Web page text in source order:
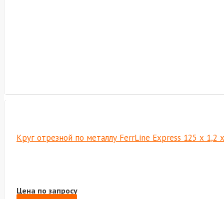
Круг отрезной по металлу FerrLine Express 125 х 1,2
Цена по запросу